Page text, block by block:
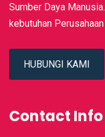
Sumber Daya
kebutuhan
HUBUNGI KAMI
Contact Info